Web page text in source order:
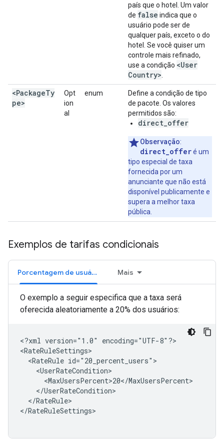
país que o hotel. Um valor
de false indica que o
usuário pode ser de
qualquer país, exceto o do
hotel. Se você quiser um
controle mais refinado,
use a condição <User
Country>
<PackageTy
pe>
Opt
ion
al
enum
Define a condição de tipo
de pacote. Os valores
permitidos são:
direct_offer
Observação:
direct_offeré um
tipo especial de taxa
fornecida por um
anunciante que não está
disponível publicamente e
supera a melhor taxa
pública.
Exemplos de tarifas condicionais
Porcentagem de usuários Mais
O exemplo a seguir especifica que a taxa será
oferecida aleatoriamente a 20% dos usuários:
<?xml version="1.0"
encoding="UTF-8"?>
<RateRule
</RateRule>
</RateRuleSettings>